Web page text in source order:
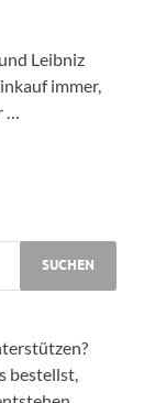
Leibniz
immer,
bestellst,